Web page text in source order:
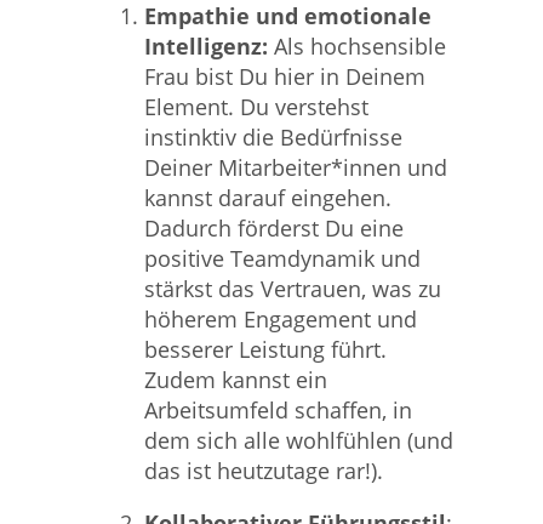
Empathie und emotionale
Intelligenz: Als hochsensible
Frau bist Du hier in Deinem
Element. Du verstehst
instinktiv die Bedürfnisse
Deiner Mitarbeiter*innen und
kannst darauf eingehen.
Dadurch förderst Du eine
positive Teamdynamik und
stärkst das Vertrauen, was zu
höherem Engagement und
besserer Leistung führt.
Zudem kannst ein
Arbeitsumfeld schaffen, in
dem sich alle wohlfühlen (und
das ist heutzutage rar!).